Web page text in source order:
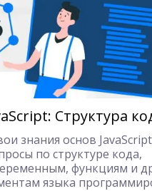
Структура
знания основ
по структуре кода,
функциям и
языка